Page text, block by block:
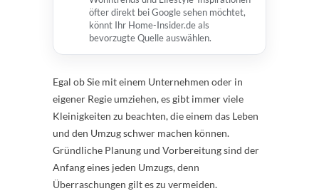
öfter direkt bei Google sehen möchtet,
könnt Ihr Home-Insider.de als
bevorzugte Quelle auswählen.
Egal ob Sie mit einem Unternehmen oder in
eigener Regie umziehen, es gibt immer viele
Kleinigkeiten zu beachten, die einem das Leben
und den Umzug schwer machen können.
Gründliche Planung und Vorbereitung sind der
Anfang eines jeden Umzugs, denn
Überraschungen gilt es zu vermeiden.